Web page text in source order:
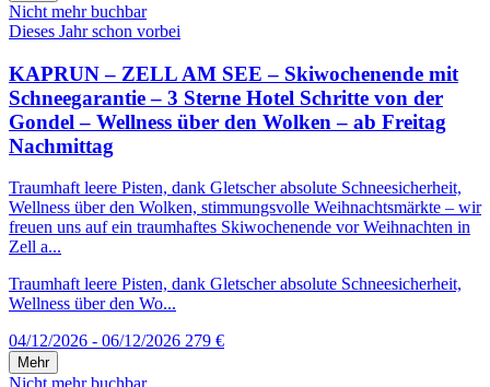
Nicht mehr buchbar
Dieses Jahr schon vorbei
KAPRUN – ZELL AM SEE – Skiwochenende mit
Schneegarantie – 3 Sterne Hotel Schritte von der
Gondel – Wellness über den Wolken – ab Freitag
Nachmittag
Traumhaft leere Pisten, dank Gletscher absolute Schneesicherheit,
Wellness über den Wolken, stimmungsvolle Weihnachtsmärkte – wir
freuen uns auf ein traumhaftes Skiwochenende vor Weihnachten in
Zell a...
Traumhaft leere Pisten, dank Gletscher absolute Schneesicherheit,
Wellness über den Wo...
04/12/2026 - 06/12/2026 279 €
Mehr